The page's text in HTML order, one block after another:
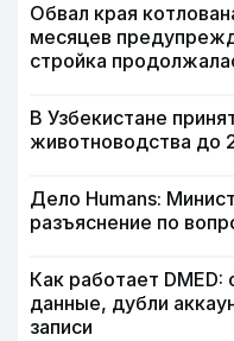
Обвал края
месяцев
стройка
В Узбекистане
животноводства до
Дело Humans:
разъяснение по
Как работает
данные, дубли
записи